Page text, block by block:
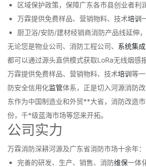
区域保护政策，保障广东各市县创业者利
万霖提供免费样品、营销物料、技术培训
厨卫浴/安防/建材经销商消防产品线延伸
无论您是物业公司、消防工程公司、 系统集成
都可以通过源头直供模式获取LoRa无线烟感
万霖提供免费样品、营销物料、技术培训等
防安全信用化监管体系，正是切入河源消防
东作为中国制造业和外贸**大省，消防改造
份，千*级蓝海市场等您来开拓。
公司实力
万霖消防深耕河源及广东省消防市场十余年：
完善的研发、生产、销售、消防维保一体